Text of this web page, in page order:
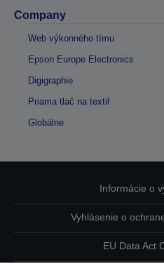
Company
Web výkonného tímu
Epson Europe Electronics
Digigraphie
Priama tlač na textil
Globálne
Informácie o
Vyhlásenie o
EU Data Act